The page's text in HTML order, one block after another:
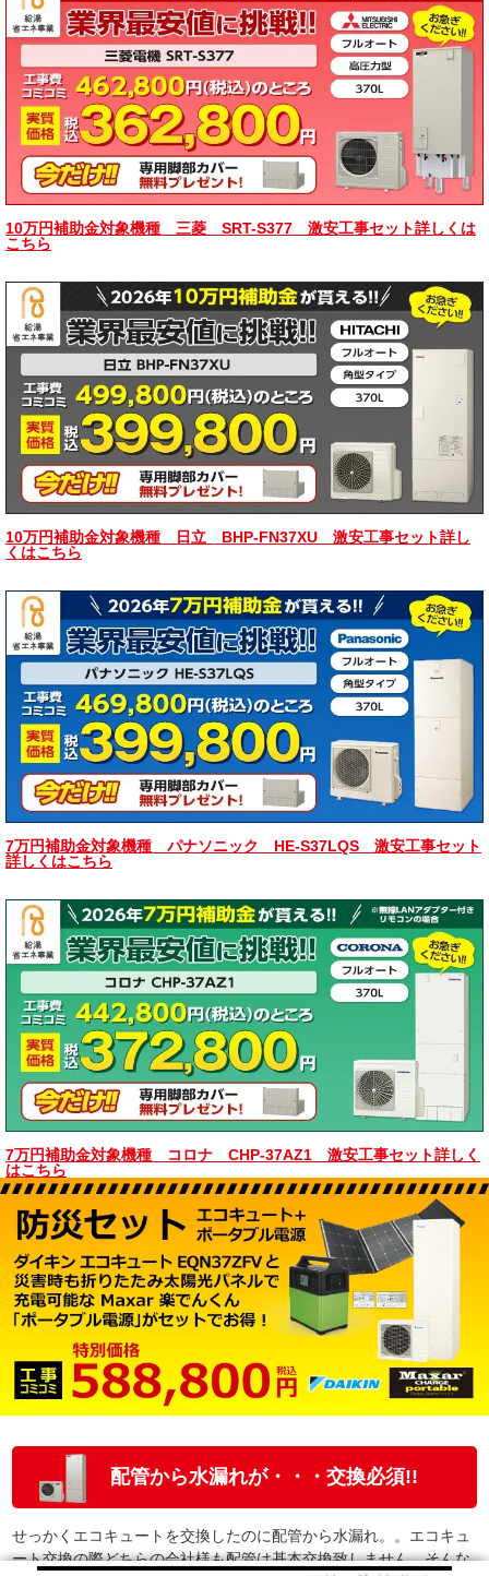
10万円補助金対象機種 三菱 SRT-S377 激安工事セット詳しくは
こちら
10万円補助金対象機種 日立 BHP-FN37XU 激安工事セット詳し
くはこちら
7万円補助金対象機種 パナソニック HE-S37LQS 激安工事セット
詳しくはこちら
7万円補助金対象機種 コロナ CHP-37AZ1 激安工事セット詳しく
はこちら
配管から水漏れが・・・交換必須!!
せっかくエコキュートを交換したのに配管から水漏れ。。エコキュ
ート交換の際どちらの会社様も配管は基本交換致しません。そんな